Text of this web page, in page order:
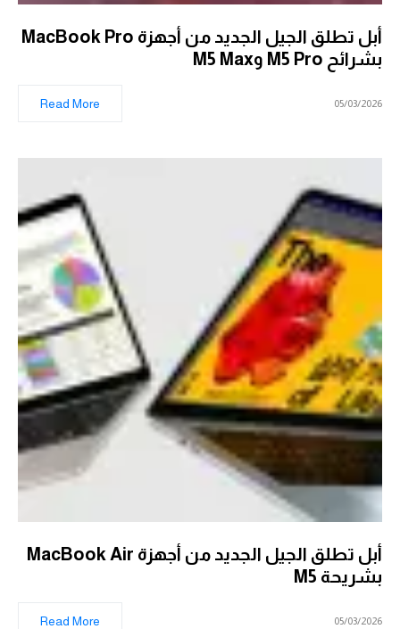
أبل تطلق الجيل الجديد من أجهزة MacBook Pro
بشرائح M5 Pro وM5 Max
05/03/2026
Read More
أبل تطلق الجيل الجديد من أجهزة MacBook Air
بشريحة M5
05/03/2026
Read More